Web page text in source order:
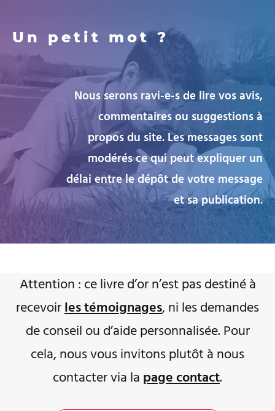
Un petit mot ?
Nous serons ravi-e-s de lire vos avis,
commentaires ou suggestions à
propos du site. Les messages sont
modérés ce qui peut expliquer un
délai entre le dépôt de votre message
et sa publication.
Attention : ce livre d’or n’est pas destiné à
recevoirles témoignages, ni les demandes
de conseil ou d’aide personnalisée. Pour
cela, nous vous invitons plutôt à nous
contacter via la page contact.